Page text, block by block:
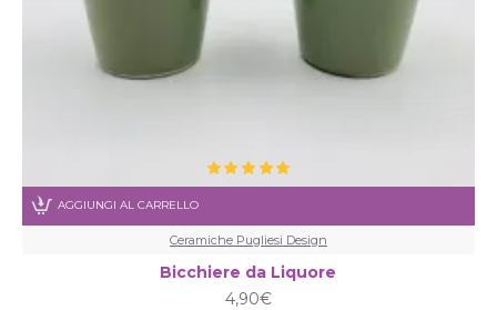
Ceramiche Pugliesi Design
Bicchiere da Liquore
4,90€
AGGIUNGI AL CARRELLO